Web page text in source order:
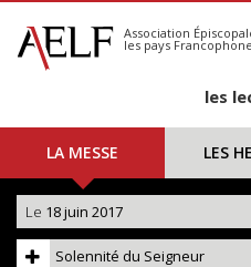
S'abonner
Calendrier
Association
les pays
les
LA MESSE LES
Le 18 juin 2017
Solennité du Seigneur